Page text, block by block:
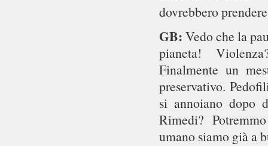
dovrebbero
GB: Vedo che la
pianeta!
Finalmente un
preservativo.
si annoiano dopo
Rimedi?
umano siamo già a